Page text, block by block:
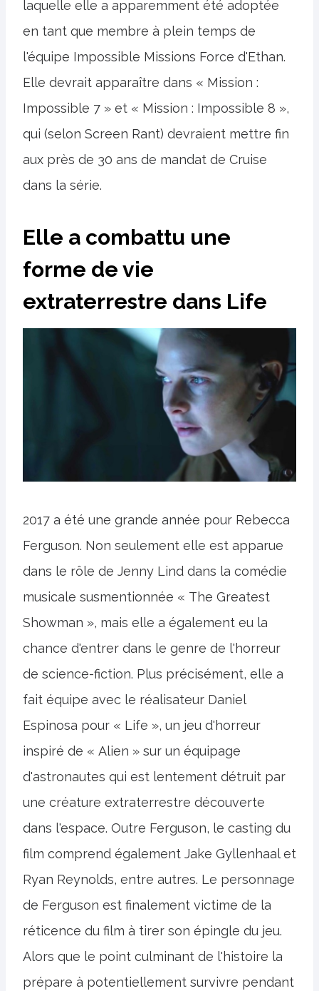
laquelle elle a apparemment été adoptée
en tant que membre à plein temps de
l'équipe Impossible Missions Force d'Ethan.
Elle devrait apparaître dans « Mission :
Impossible 7 » et « Mission : Impossible 8 »,
qui (selon Screen Rant) devraient mettre fin
aux près de 30 ans de mandat de Cruise
dans la série.
Elle a combattu une
forme de vie
extraterrestre dans Life
2017 a été une grande année pour Rebecca
Ferguson. Non seulement elle est apparue
dans le rôle de Jenny Lind dans la comédie
musicale susmentionnée « The Greatest
Showman », mais elle a également eu la
chance d'entrer dans le genre de l'horreur
de science-fiction. Plus précisément, elle a
fait équipe avec le réalisateur Daniel
Espinosa pour « Life », un jeu d'horreur
inspiré de « Alien » sur un équipage
d'astronautes qui est lentement détruit par
une créature extraterrestre découverte
dans l'espace. Outre Ferguson, le casting du
film comprend également Jake Gyllenhaal et
Ryan Reynolds, entre autres. Le personnage
de Ferguson est finalement victime de la
réticence du film à tirer son épingle du jeu.
Alors que le point culminant de l'histoire la
prépare à potentiellement survivre pendant